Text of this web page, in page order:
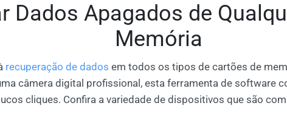
Dados Apagados de
Memória
recuperação de dados em todos os tipos de cartões de
câmera digital profissional, esta ferramenta de software
cliques. Confira a variedade de dispositivos que são